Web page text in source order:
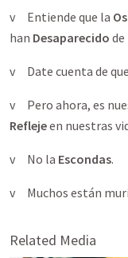
v Entiende que la
han Desaparecido de
v Date cuenta de
v Pero ahora, es
Reflejeen nuestras
v No la Escondas.
v Muchos están
Related Media